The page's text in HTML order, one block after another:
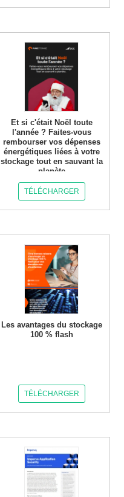
Et si c'était Noël toute
l'année ? Faites-vous
rembourser vos dépenses
énergétiques liées à votre
stockage tout en sauvant la
planète
TÉLÉCHARGER
Les avantages du stockage
100 % flash
TÉLÉCHARGER